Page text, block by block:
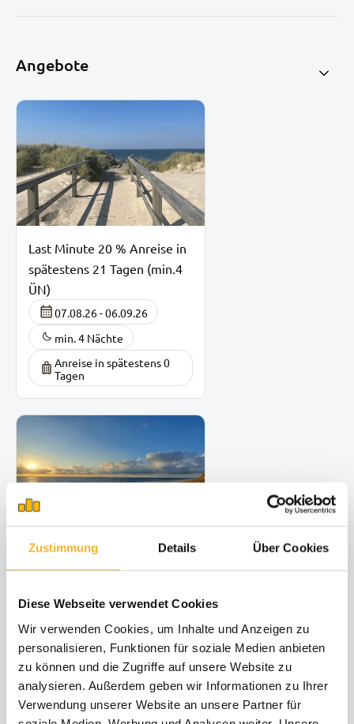
Zustimmung Details Über Cookies
Diese Webseite verwendet Cookies
Wir verwenden Cookies, um Inhalte und Anzeigen zu
personalisieren, Funktionen für soziale Medien anbieten
zu können und die Zugriffe auf unsere Website zu
analysieren. Außerdem geben wir Informationen zu Ihrer
Verwendung unserer Website an unsere Partner für
Angebote
Last Minute 20 % Anreise in
spätestens 21 Tagen (min.4
ÜN)
07.08.26 - 06.09.26
min. 4 Nächte
Anreise in spätestens 0
Tagen
min. 14 Nächte